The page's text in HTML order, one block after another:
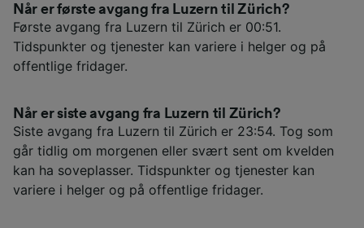
Når er første avgang fra Luzern til Zürich?
Første avgang fra Luzern til Zürich er 00:51.
Tidspunkter og tjenester kan variere i helger og på
offentlige fridager.
Når er siste avgang fra Luzern til Zürich?
Siste avgang fra Luzern til Zürich er 23:54. Tog som
går tidlig om morgenen eller svært sent om kvelden
kan ha soveplasser. Tidspunkter og tjenester kan
variere i helger og på offentlige fridager.